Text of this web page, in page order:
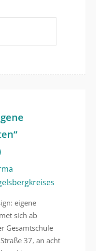
eigene
sich ab
Gesamtschule
37, an acht